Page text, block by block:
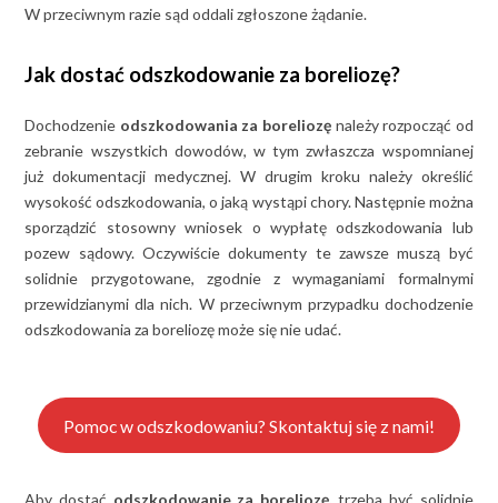
W przeciwnym razie sąd oddali zgłoszone żądanie.
Jak dostać odszkodowanie za boreliozę?
Dochodzenie odszkodowania za boreliozę należy rozpocząć od
zebranie wszystkich dowodów, w tym zwłaszcza wspomnianej
już dokumentacji medycznej. W drugim kroku należy określić
wysokość odszkodowania, o jaką wystąpi chory. Następnie można
sporządzić stosowny wniosek o wypłatę odszkodowania lub
pozew sądowy. Oczywiście dokumenty te zawsze muszą być
solidnie przygotowane, zgodnie z wymaganiami formalnymi
przewidzianymi dla nich. W przeciwnym przypadku dochodzenie
odszkodowania za boreliozę może się nie udać.
Pomoc w odszkodowaniu? Skontaktuj się z nami!